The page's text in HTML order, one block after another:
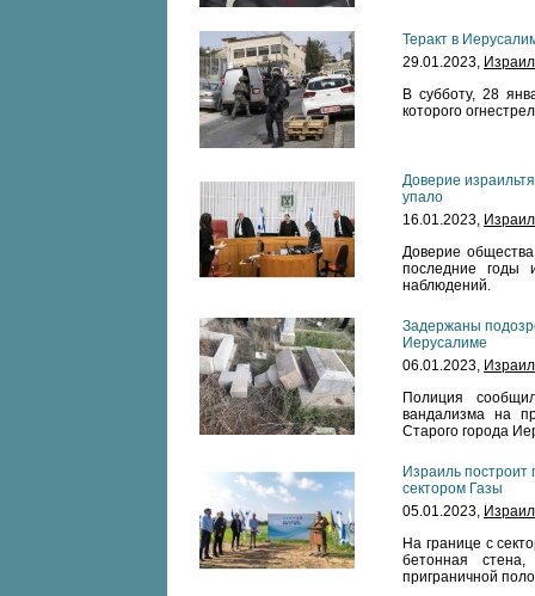
Теракт в
29.01.2023,
В субботу, 28
которого
Доверие
упало
16.01.2023,
Доверие
последние годы
наблюдений.
Задержаны
Иерусалиме
06.01.2023,
Полиция
вандализма на
Старого города
Израиль построит
сектором Газы
05.01.2023,
На границе с
бетонная
приграничной